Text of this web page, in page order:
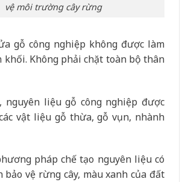
vệ môi trường cây rừng
gỗ công nghiệp không được làm
khối. Không phải chặt toàn bộ thân
nguyên liệu gỗ công nghiệp được
vật liệu gỗ thừa, gỗ vụn, nhành
pháp chế tạo nguyên liệu có
bảo vệ rừng cây, màu xanh của đất